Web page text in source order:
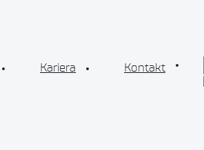
Kariera Kontakt